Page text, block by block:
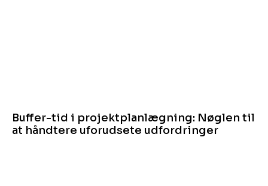
Buffer-tid i projektplanlægning: Nøglen til
at håndtere uforudsete udfordringer